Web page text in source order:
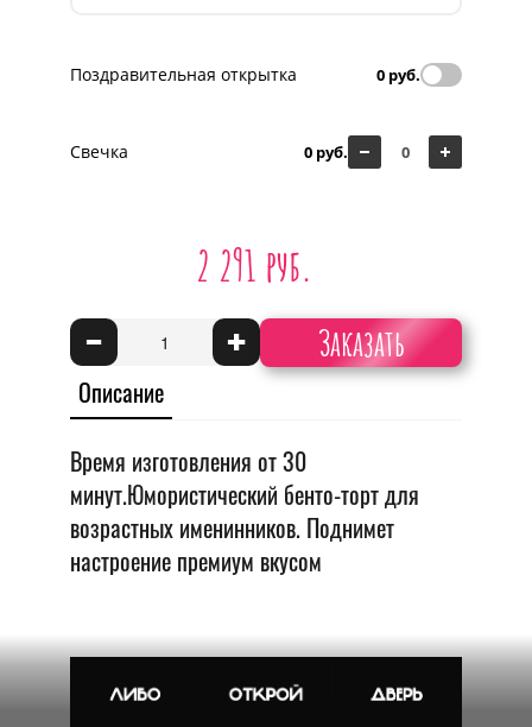
2 291 руб.
Заказать
- +
Поздравительная открытка 0 руб.
Свечка 0 руб.
Описание
Время изготовления от 30
минут.Юмористический бенто-торт для
возрастных именинников. Поднимет
настроение премиум вкусом